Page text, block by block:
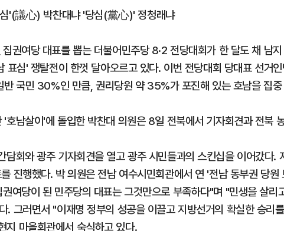
'(議心) 박찬대냐 '당심(黨心)' 정청래냐
권여당 대표를 뽑는 더불어민주당 8·2 전당대회가 한 달도 채 남
표심' 쟁탈전이 한껏 달아오르고 있다. 이번 전당대회 당대표 선거
반 국민 30%인 만큼, 권리당원 약 35%가 포진해 있는 호남을 집
호남살이'에 돌입한 박찬대 의원은 8일 전북에서 기자회견과 전북
담회와 광주 기자회견을 열고 광주 시민들과의 스킨십을 이어갔다.
진행했다. 박 의원은 전남 여수시민회관에서 연 '전남 동부권 당원
여당이 된 민주당의 대표는 그것만으로 부족하다"며 "민생을 살리
. 그러면서 "이재명 정부의 성공을 이끌고 지방선거의 확실한 승리
지 마을회관에서 숙식하고 있다.